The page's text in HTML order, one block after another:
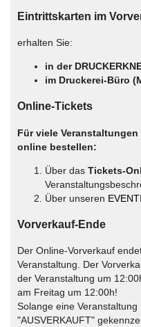
Eintrittskarten im
erhalten Sie:
in der
im Druckerei-Büro
Online-Tickets
Für viele
online bestellen:
Über das Tickets-
Über unseren
Vorverkauf-Ende
Der Online-Vorverkauf
Veranstaltung. Der
der Veranstaltung um
am Freitag um 12:00h!
Solange eine
"AUSVERKAUFT"